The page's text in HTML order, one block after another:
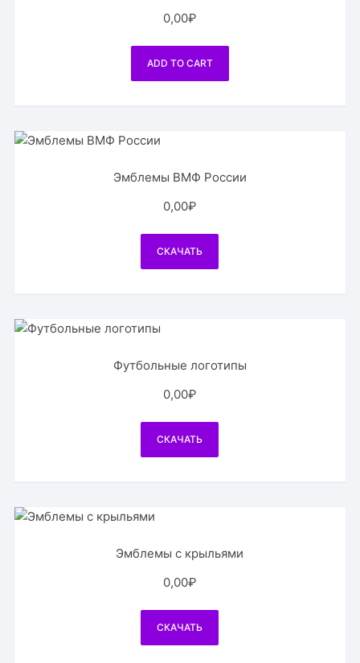
0,00₽
ADD TO CART
Эмблемы ВМФ России
0,00₽
СКАЧАТЬ
Футбольные логотипы
0,00₽
СКАЧАТЬ
Эмблемы с крыльями
0,00₽
СКАЧАТЬ